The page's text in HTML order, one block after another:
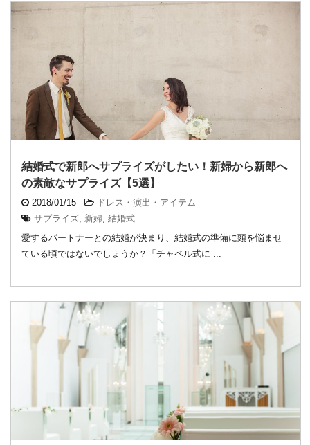
結婚式で新郎へサプライズがしたい！新婦から新郎へ
の素敵なサプライズ【5選】
2018/01/15 - ドレス・演出・アイテム
サプライズ 新婦 結婚式
愛するパートナーとの結婚が決まり、結婚式の準備に頭を悩ませ
ている頃ではないでしょうか？「チャペル式に ...